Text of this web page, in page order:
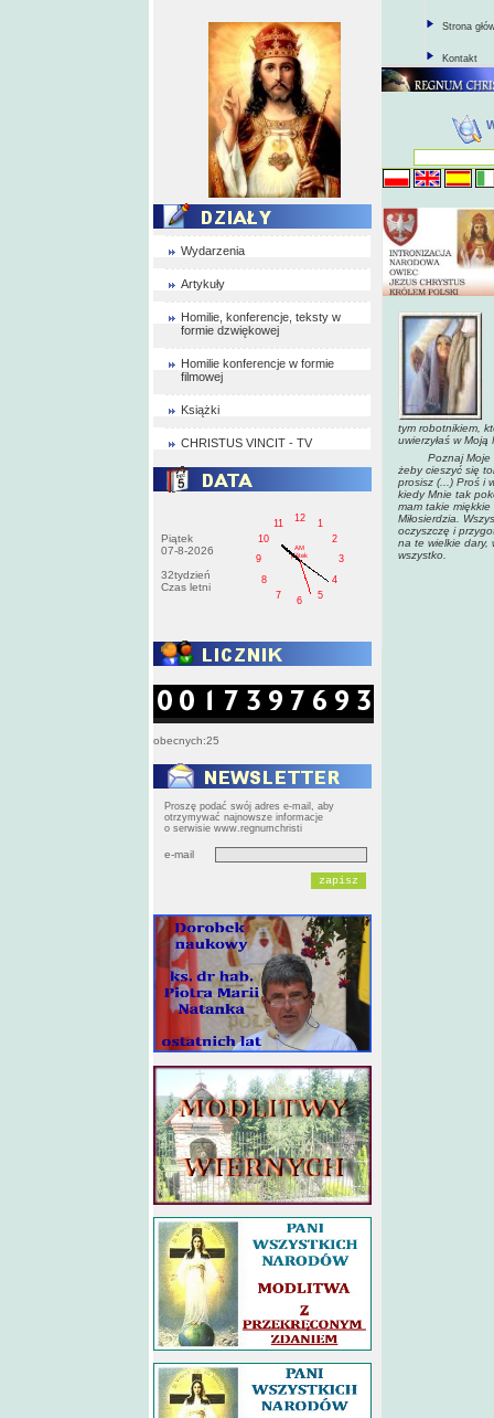
Wydarzenia
Artykuły
Homilie, konferencje, teksty w
formie dzwiękowej
Homilie konferencje w formie
filmowej
Książki
CHRISTUS VINCIT - TV
Piątek
07-8-2026
32tydzień
Czas letni
1
2
3
4
5
6
7
8
9
10
11
12
AM
pištek
obecnych:25
Proszę podać swój adres e-mail, aby
otrzymywać najnowsze informacje
o serwisie www.regnumchristi
e-mail
Strona
Kontakt
tym robotnikiem,
uwierzyłaś w Moją
Poznaj Moje
żeby cieszyć się
prosisz (...) Proś i
kiedy Mnie tak
mam takie
Miłosierdzia.
oczyszczę i
na te wielkie dary,
wszystko.